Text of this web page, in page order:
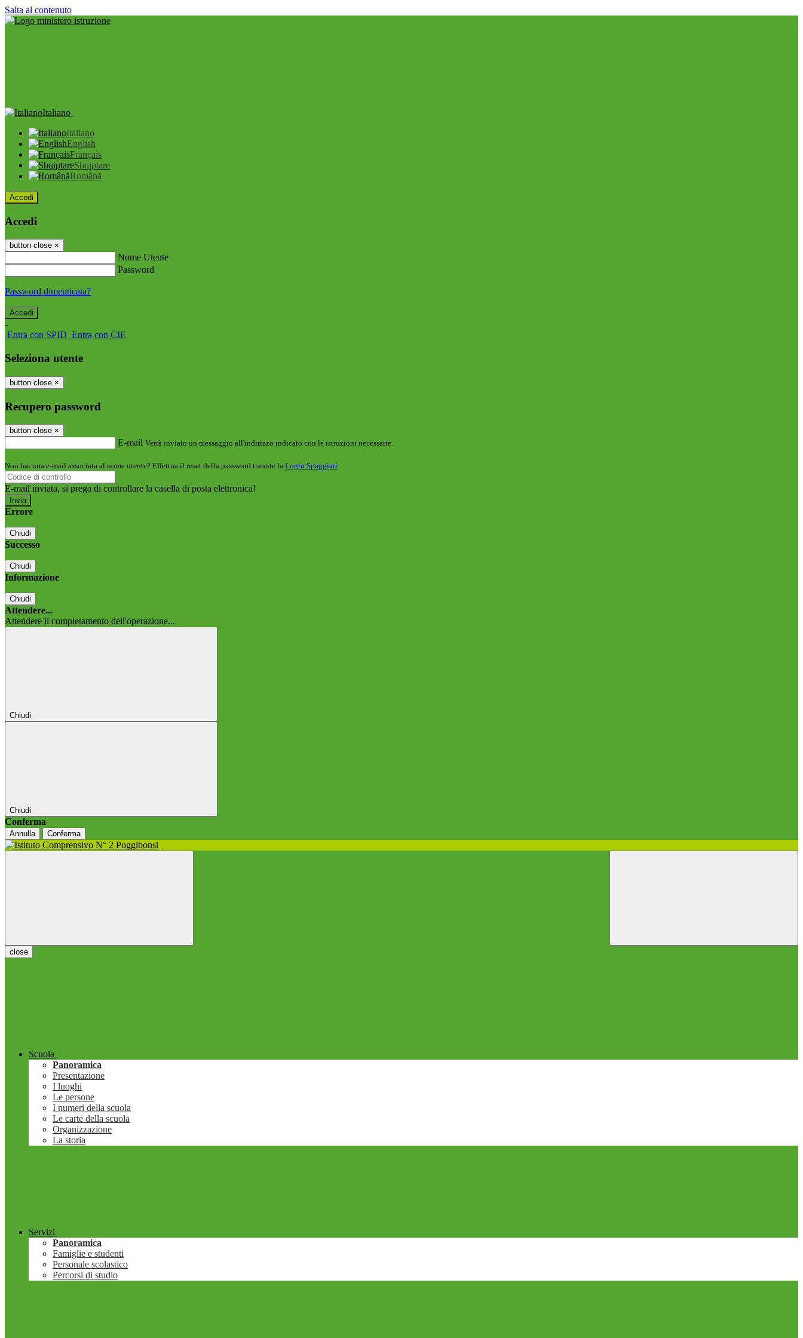
Salta al contenuto
Italiano
Italiano
English
Français
Shqiptare
Română
Accedi
Accedi
button close ×
Nome Utente
Password
Password dimenticata?
-
Entra con SPID Entra con CIE
Seleziona utente
button close ×
Recupero password
button close ×
E-mail Verrà inviato un messaggio all'indirizzo indicato con le istruzioni necessarie.
Non hai una e-mail associata al nome utente? Effettua il reset della password tramite la Login Spaggiari
E-mail inviata, si prega di controllare la casella di posta elettronica!
Errore
Chiudi
Successo
Chiudi
Informazione
Chiudi
Attendere...
Attendere il completamento dell'operazione...
Chiudi
Chiudi
Conferma
Annulla Conferma
close
Scuola
Panoramica
Presentazione
I luoghi
Le persone
I numeri della scuola
Le carte della scuola
Organizzazione
La storia
Servizi
Panoramica
Famiglie e studenti
Personale scolastico
Percorsi di studio